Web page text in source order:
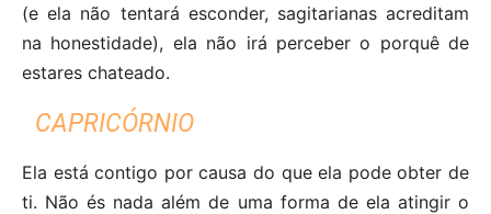
(e ela não tentará esconder, sagitarianas acreditam
na honestidade), ela não irá perceber o porquê de
estares chateado.
CAPRICÓRNIO
Ela está contigo por causa do que ela pode obter de
ti. Não és nada além de uma forma de ela atingir o